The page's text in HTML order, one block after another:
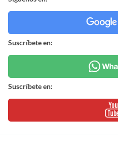
Suscríbete en:
Suscríbete en: